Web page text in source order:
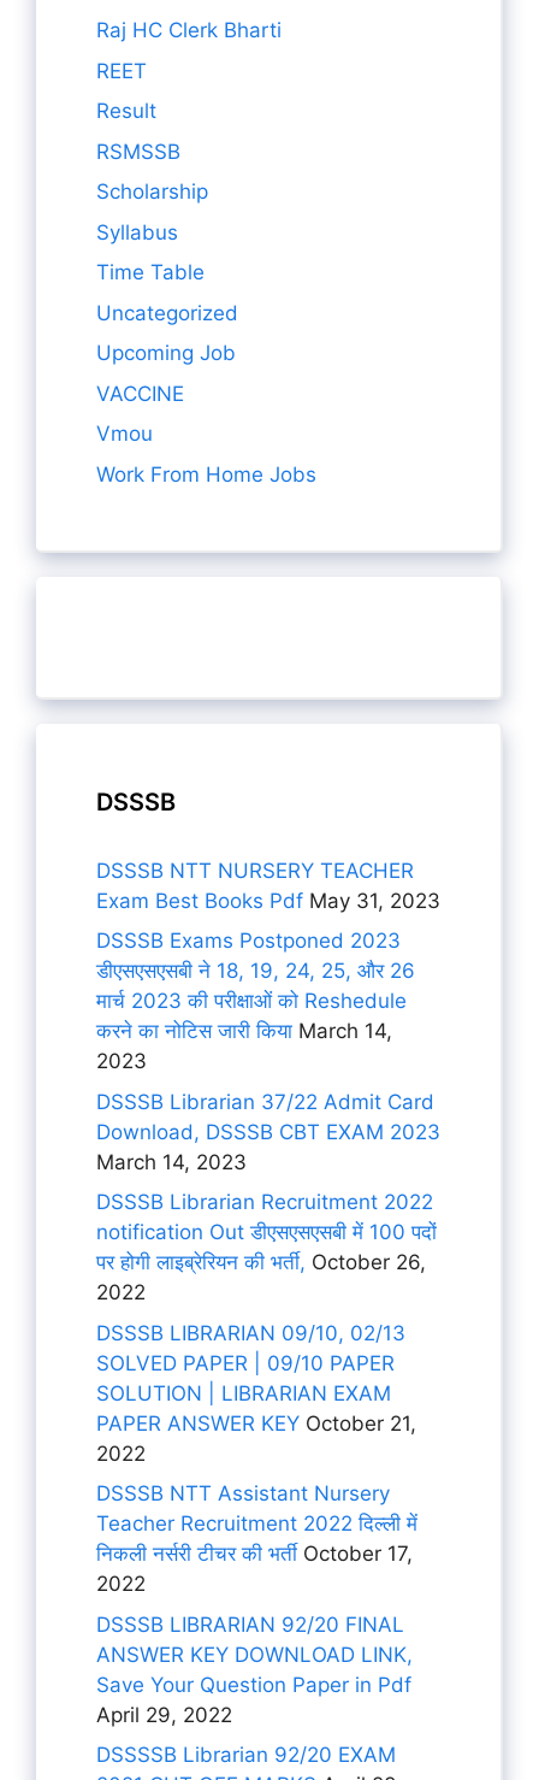
Raj HC Clerk Bharti
REET
Result
RSMSSB
Scholarship
Syllabus
Time Table
Uncategorized
Upcoming Job
VACCINE
Vmou
Work From Home Jobs
DSSSB
DSSSB NTT NURSERY TEACHER
Exam Best Books Pdf May 31, 2023
DSSSB Exams Postponed 2023
डीएसएसएसबी ने 18, 19, 24, 25, और 26
मार्च 2023 की परीक्षाओं को Reshedule
करने का नोटिस जारी किया March 14,
2023
DSSSB Librarian 37/22 Admit Card
Download, DSSSB CBT EXAM 2023
March 14, 2023
DSSSB Librarian Recruitment 2022
notification Out डीएसएसएसबी में 100 पदों
पर होगी लाइब्रेरियन की भर्ती, October 26,
2022
DSSSB LIBRARIAN 09/10, 02/13
SOLVED PAPER | 09/10 PAPER
SOLUTION | LIBRARIAN EXAM
PAPER ANSWER KEY October 21,
2022
DSSSB NTT Assistant Nursery
Teacher Recruitment 2022 दिल्ली में
निकली नर्सरी टीचर की भर्ती October 17,
2022
DSSSB LIBRARIAN 92/20 FINAL
ANSWER KEY DOWNLOAD LINK,
Save Your Question Paper in Pdf
April 29, 2022
DSSSSB Librarian 92/20 EXAM